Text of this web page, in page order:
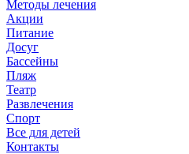
Методы лечения
Акции
Питание
Досуг
Бассейны
Пляж
Театр
Развлечения
Спорт
Все для детей
Контакты